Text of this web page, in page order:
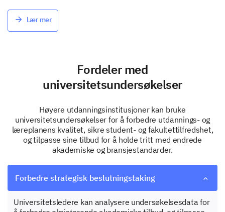
Lær mer
Fordeler med
universitetsundersøkelser
Høyere utdanningsinstitusjoner kan bruke
universitetsundersøkelser for å forbedre utdannings- og
læreplanens kvalitet, sikre student- og fakultettilfredshet,
og tilpasse sine tilbud for å holde tritt med endrede
akademiske og bransjestandarder.
Forbedre strategisk beslutningstaking
Universitetsledere kan analysere undersøkelsesdata for